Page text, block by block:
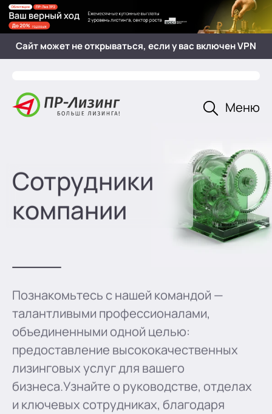
Сайт может не открываться, если у вас включен VPN
Меню
Главная
О компании
Сотрудники
компании
ПР-Лизинг
Познакомьтесь с нашей командой —
талантливыми профессионалами,
объединенными одной целью:
предоставление высококачественных
лизинговых услуг для вашего
бизнеса.Узнайте о руководстве, отделах
и ключевых сотрудниках, благодаря